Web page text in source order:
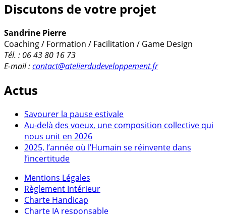
Discutons de votre projet
Sandrine Pierre
Coaching / Formation / Facilitation / Game Design
Tél. : 06 43 80 16 73
E-mail :contact@atelierdudeveloppement.fr
Actus
Savourer la pause estivale
Au-delà des voeux, une composition collective qui
nous unit en 2026
2025, l’année où l’Humain se réinvente dans
l’incertitude
Mentions Légales
Règlement Intérieur
Charte Handicap
Charte IA responsable